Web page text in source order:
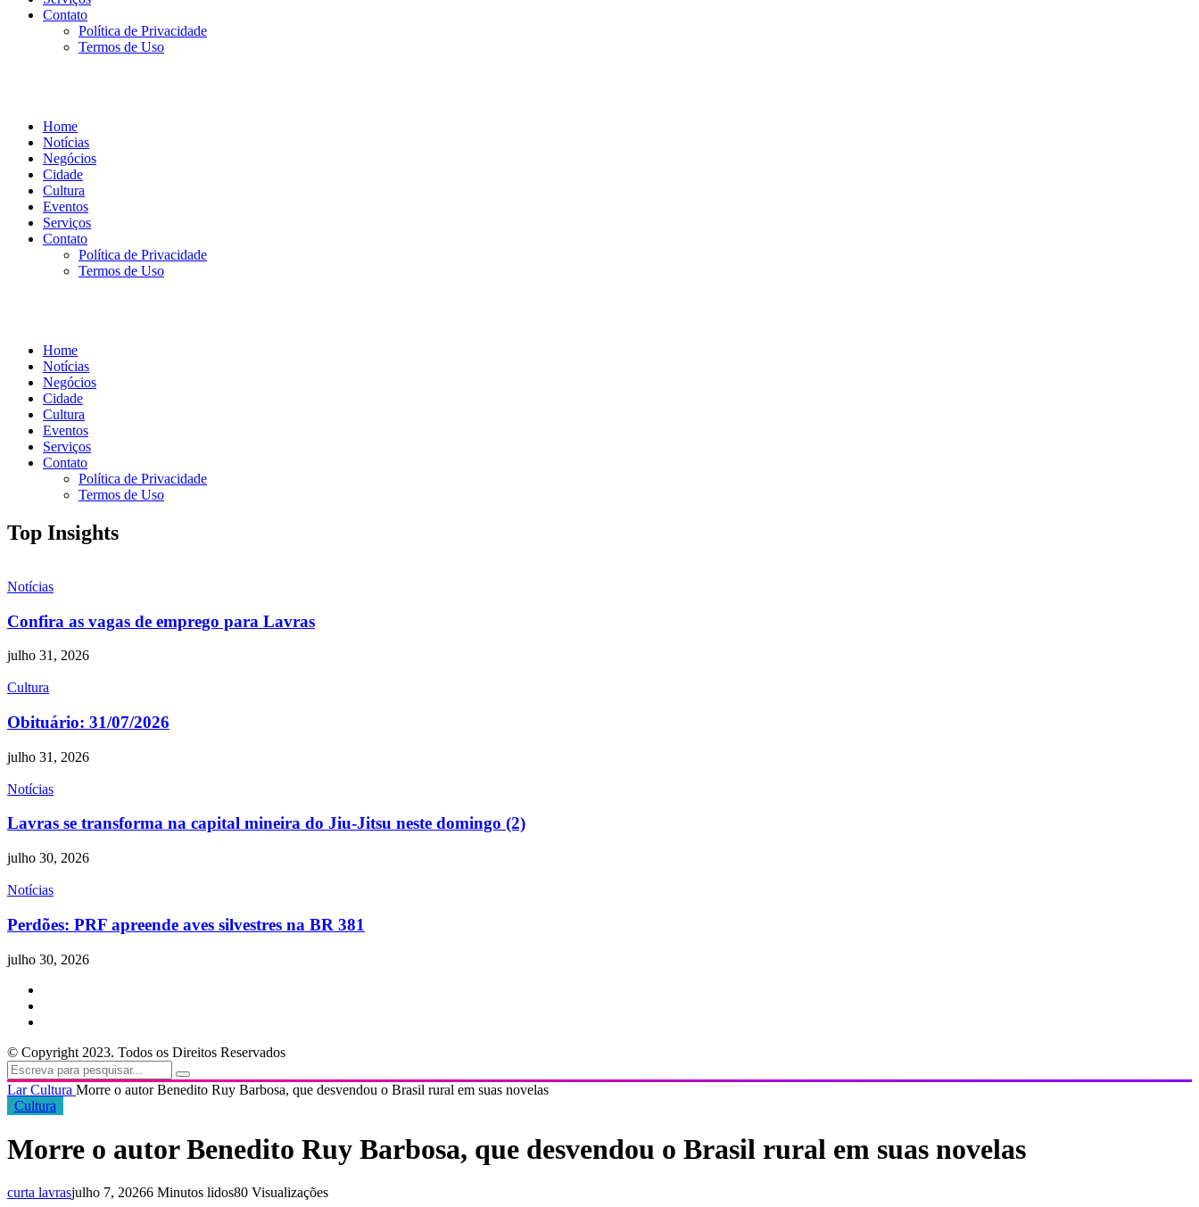
Contato
Política de Privacidade
Termos de Uso
Home
Notícias
Negócios
Cidade
Cultura
Eventos
Serviços
Contato
Política de Privacidade
Termos de Uso
Home
Notícias
Negócios
Cidade
Cultura
Eventos
Serviços
Contato
Política de Privacidade
Termos de Uso
Top Insights
Notícias
Confira as vagas de emprego para Lavras
julho 31, 2026
Cultura
Obituário: 31/07/2026
julho 31, 2026
Notícias
Lavras se transforma na capital mineira do Jiu-Jitsu neste domingo (2)
julho 30, 2026
Notícias
Perdões: PRF apreende aves silvestres na BR 381
julho 30, 2026
© Copyright 2023. Todos os Direitos Reservados
LarCultura Morre o autor Benedito Ruy Barbosa, que desvendou o Brasil rural em suas novelas
Cultura
Morre o autor Benedito Ruy Barbosa, que desvendou o Brasil rural em suas novelas
curta lavrasjulho 7, 20266 Minutos lidos80 Visualizações